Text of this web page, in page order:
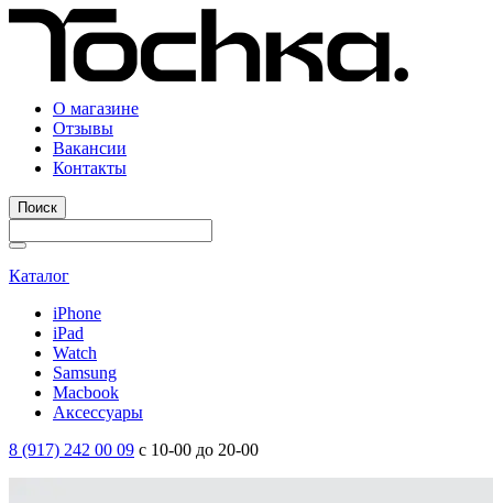
О магазине
Отзывы
Вакансии
Контакты
Поиск
Каталог
iPhone
iPad
Watch
Samsung
Macbook
Аксессуары
8 (917) 242 00 09 с 10-00 до 20-00